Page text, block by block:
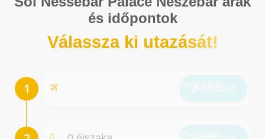
és időpontok
Válassza ki utazását!